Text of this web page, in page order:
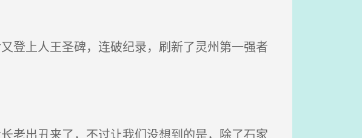
登上人王圣碑，连破纪录，刷新了灵州第一强者
出丑来了，不过让我们没想到的是，除了石家